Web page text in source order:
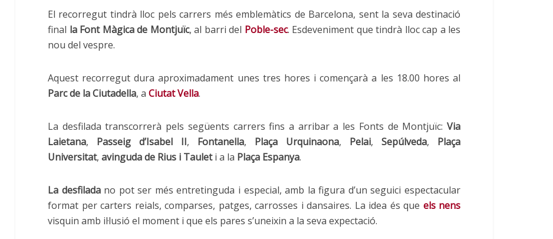
El recorregut tindrà lloc pels carrers més emblemàtics de Barcelona, ​​sent la seva destinació
final la Font Màgica de Montjuïc, al barri del Poble-sec. Esdeveniment que tindrà lloc cap a les
nou del vespre.
Aquest recorregut dura aproximadament unes tres hores i començarà a les 18.00 hores al
Parc de la Ciutadella, a Ciutat Vella.
La desfilada transcorrerà pels següents carrers fins a arribar a les Fonts de Montjuïc: Via
Laietana, Passeig d’Isabel II, Fontanella, Plaça Urquinaona, Pelai, Sepúlveda, Plaça
Universitat, avinguda de Rius i Tauleti a la Plaça Espanya.
La desfiladano pot ser més entretinguda i especial, amb la figura d’un seguici espectacular
format per carters reials, comparses, patges, carrosses i dansaires. La idea és que els nens
visquin amb il·lusió el moment i que els pares s’uneixin a la seva expectació.